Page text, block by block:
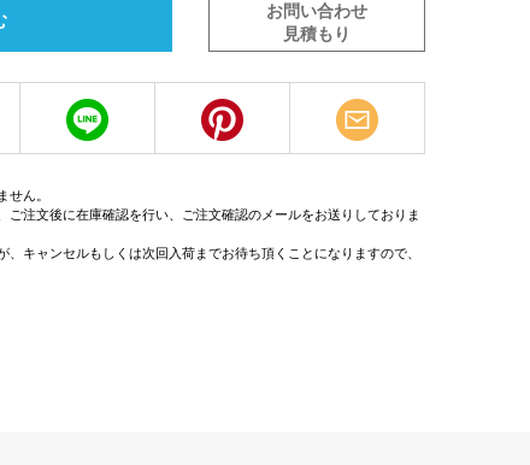
お問い合わせ
見積もり
せん。
ご注文後に在庫確認を行い、ご注文確認のメールをお送りしておりま
キャンセルもしくは次回入荷までお待ち頂くことになりますので、